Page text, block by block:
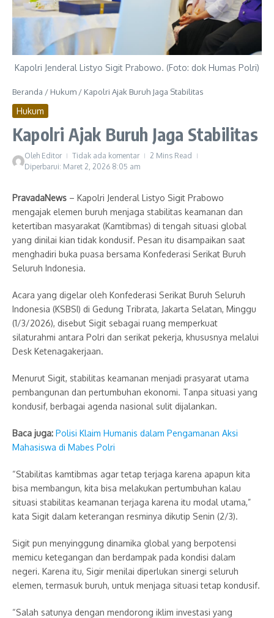
Kapolri Jenderal Listyo Sigit Prabowo. (Foto: dok Humas Polri)
Beranda / Hukum / Kapolri Ajak Buruh Jaga Stabilitas
Hukum
Kapolri Ajak Buruh Jaga Stabilitas
Oleh Editor Tidak ada komentar
2 Mins Read
Diperbarui: Maret 2, 2026 8:05 am
PravadaNews – Kapolri Jenderal Listyo Sigit Prabowo
mengajak elemen buruh menjaga stabilitas keamanan dan
ketertiban masyarakat (Kamtibmas) di tengah situasi global
yang dinilai kian tidak kondusif. Pesan itu disampaikan saat
menghadiri buka puasa bersama Konfederasi Serikat Buruh
Seluruh Indonesia.
Acara yang digelar oleh Konfederasi Serikat Buruh Seluruh
Indonesia (KSBSI) di Gedung Tribrata, Jakarta Selatan, Minggu
(1/3/2026), disebut Sigit sebagai ruang memperkuat
silaturahmi antara Polri dan serikat pekerja, khususnya melalui
Desk Ketenagakerjaan.
Menurut Sigit, stabilitas keamanan menjadi prasyarat utama
pembangunan dan pertumbuhan ekonomi. Tanpa situasi yang
kondusif, berbagai agenda nasional sulit dijalankan.
Baca juga: Polisi Klaim Humanis dalam Pengamanan Aksi
Mahasiswa di Mabes Polri
“Stabilitas kamtibmas agar tetap terjaga karena apapun kita
bisa membangun, kita bisa melakukan pertumbuhan kalau
situasi stabilitas keamanan terjaga karena itu modal utama,”
kata Sigit dalam keterangan resminya dikutip Senin (2/3).
Sigit pun menyinggung dinamika global yang berpotensi
memicu ketegangan dan berdampak pada kondisi dalam
negeri. Karena itu, Sigir menilai diperlukan sinergi seluruh
elemen, termasuk buruh, untuk menjaga situasi tetap kondusif.
“Salah satunya dengan mendorong iklim investasi yang